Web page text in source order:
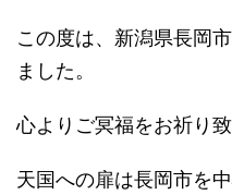
この度は、新潟県長岡
ました。
心よりご冥福をお祈り致
天国への扉は長岡市を